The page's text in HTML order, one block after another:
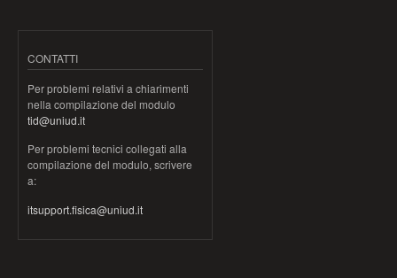
CONTATTI
Per problemi relativi a chiarimenti
nella compilazione del modulo
tid@uniud.it
Per problemi tecnici collegati alla
compilazione del modulo, scrivere
a:
itsupport.fisica@uniud.it